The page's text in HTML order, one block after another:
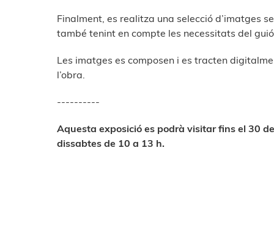
Finalment, es realitza una selecció d’imatges
també tenint en compte les necessitats del
Les imatges es composen i es tracten
l’obra.
----------
Aquesta exposició es podrà visitar fins el 30
dissabtes de 10 a 13 h.